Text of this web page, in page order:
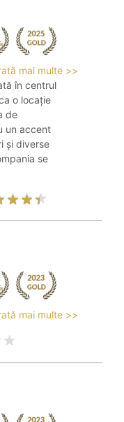
mai multe >>
în centrul
o locație
de
un accent
și diverse
se
mai multe >>